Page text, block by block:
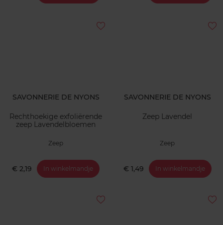
SAVONNERIE DE NYONS
Rechthoekige exfoliërende
zeep Lavendelbloemen
Zeep
€ 2,19 In winkelmandje
SAVONNERIE DE NYONS
Zeep Lavendel
Zeep
€ 1,49 In winkelmandje